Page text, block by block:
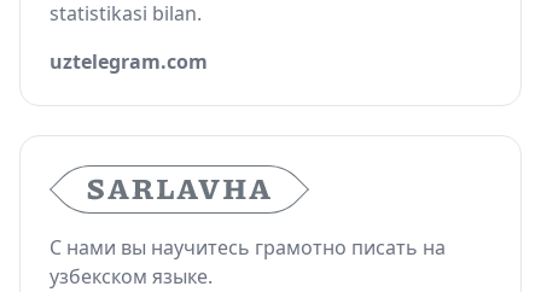
statistikasi bilan.
uztelegram.com
С нами вы научитесь грамотно писать на
узбекском языке.